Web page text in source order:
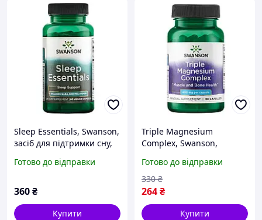
Sleep Essentials, Swanson,
засіб для підтримки сну,
Готово до відправки
360₴
Купити
Triple Magnesium
Complex, Swanson,
магнієм, 400 мг, 30 капсул
Готово до відправки
264₴
330 ₴
Купити